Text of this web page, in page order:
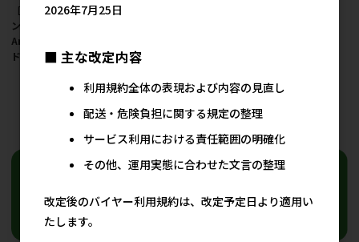
［ペットプロジャパ
ン］HappyDays
Anikitty キャットベッ
ド用替え 爪とぎ
7件中 1〜7件目
2026年7月25日
■ 主な改定内容
利用規約全体の表現および内容の見直し
配送・危険負担に関する規定の整理
サービス利用における責任範囲の明確化
その他、運用実態に合わせた文言の整理
改定後のバイヤー利用規約は、改定予定日より適用い
たします。